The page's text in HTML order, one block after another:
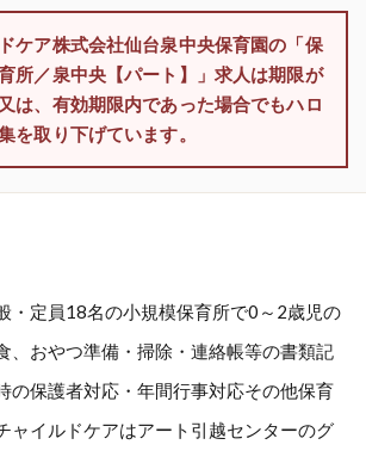
ケア株式会社仙台泉中央保育園の「保
所／泉中央【パート】」求人は期限が
は、有効期限内であった場合でもハロ
を取り下げています。
・定員18名の小規模保育所で0～2歳児の
、おやつ準備・掃除・連絡帳等の書類記
の保護者対応・年間行事対応その他保育
イルドケアはアート引越センターのグ